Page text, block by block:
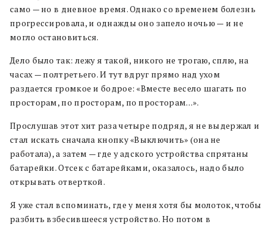
само — но в дневное время. Однако со временем болезнь
прогрессировала, и однажды оно запело ночью — и не
могло остановиться.
Дело было так: лежу я такой, никого не трогаю, сплю, на
часах — полтретьего. И тут вдруг прямо над ухом
раздается громкое и бодрое: «Вместе весело шагать по
просторам, по просторам, по просторам…».
Прослушав этот хит раза четыре подряд, я не выдержал и
стал искать сначала кнопку «Выключить» (она не
работала), а затем — где у адского устройства спрятаны
батарейки. Отсек с батарейками, оказалось, надо было
открывать отверткой.
Я уже стал вспоминать, где у меня хотя бы молоток, чтобы
разбить взбесившееся устройство. Но потом в